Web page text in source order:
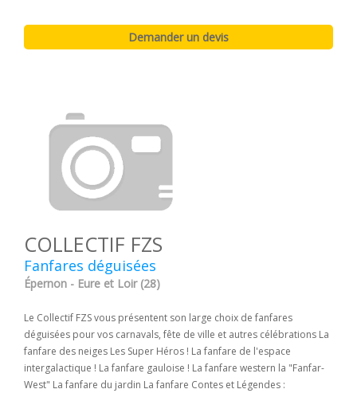
COLLECTIF FZS
Fanfares déguisées
Épernon - Eure et Loir (28)
Le Collectif FZS vous présentent son large choix de fanfares
déguisées pour vos carnavals, fête de ville et autres célébrations La
fanfare des neiges Les Super Héros ! La fanfare de l'espace
intergalactique ! La fanfare gauloise ! La fanfare western la "Fanfar-
West" La fanfare du jardin La fanfare Contes et Légendes :